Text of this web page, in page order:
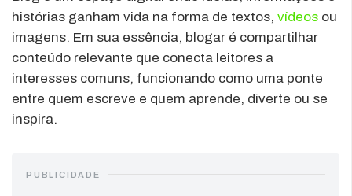
histórias ganham vida na forma de textos, vídeos ou
imagens. Em sua essência, blogar é compartilhar
conteúdo relevante que conecta leitores a
interesses comuns, funcionando como uma ponte
entre quem escreve e quem aprende, diverte ou se
inspira.
PUBLICIDADE